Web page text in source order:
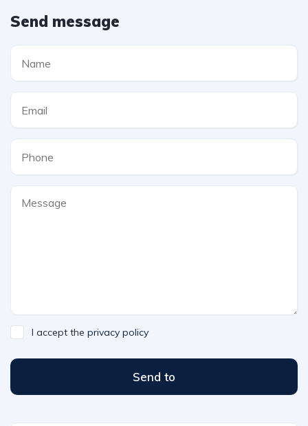
Send message
I accept the privacy policy
Send to